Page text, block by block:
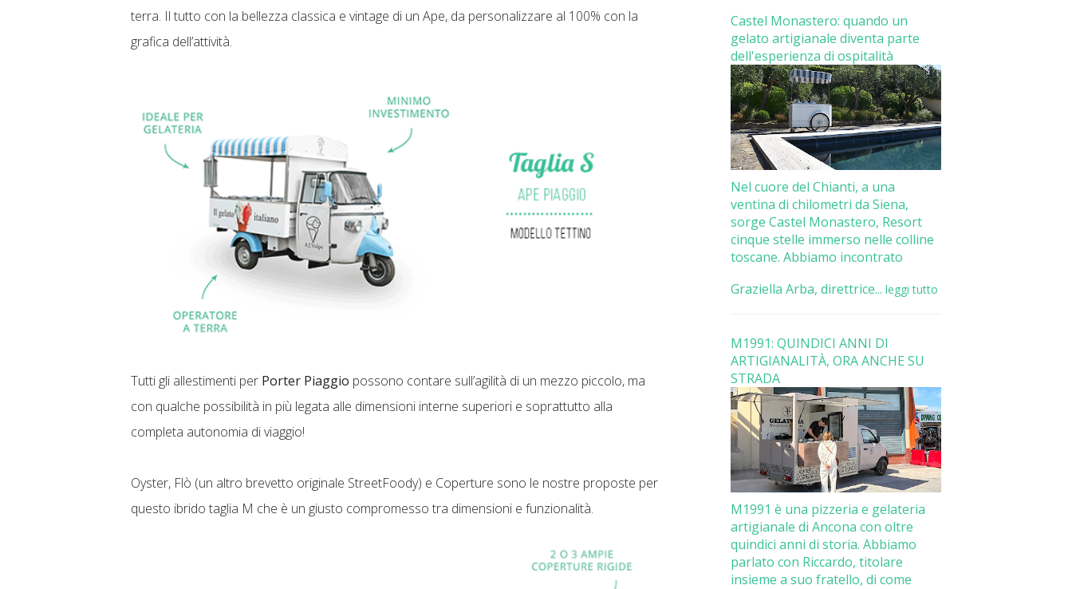
terra. Il tutto con la bellezza classica e vintage di un Ape, da personalizzare al 100% con la
grafica dell’attività.
Tutti gli allestimenti per Porter Piaggio possono contare sull’agilità di un mezzo piccolo, ma
con qualche possibilità in più legata alle dimensioni interne superiori e soprattutto alla
completa autonomia di viaggio!
Oyster, Flò (un altro brevetto originale StreetFoody) e Coperture sono le nostre proposte per
questo ibrido taglia M che è un giusto compromesso tra dimensioni e funzionalità.
Castel Monastero: quando un
gelato artigianale diventa parte
dell'esperienza di ospitalità
Nel cuore del Chianti, a una
ventina di chilometri da Siena,
sorge Castel Monastero, Resort
cinque stelle immerso nelle colline
toscane. Abbiamo incontrato
Graziella Arba, direttrice... leggi tutto
M1991: QUINDICI ANNI DI
ARTIGIANALITÀ, ORA ANCHE SU
STRADA
M1991 è una pizzeria e gelateria
artigianale di Ancona con oltre
quindici anni di storia. Abbiamo
parlato con Riccardo, titolare
insieme a suo fratello, di come